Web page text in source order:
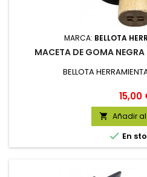
MARCA: BELLOTA
MACETA DE GOMA
BELLOTA
Precio
15,00
 Añadir
 En